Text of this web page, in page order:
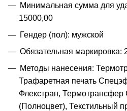
Минимальная сумма для
15000,00
Гендер (пол): мужской
Обязательная маркировка:
Методы нанесения:
Трафаретная печать
Флекстран,
(Полноцвет), Текстильный